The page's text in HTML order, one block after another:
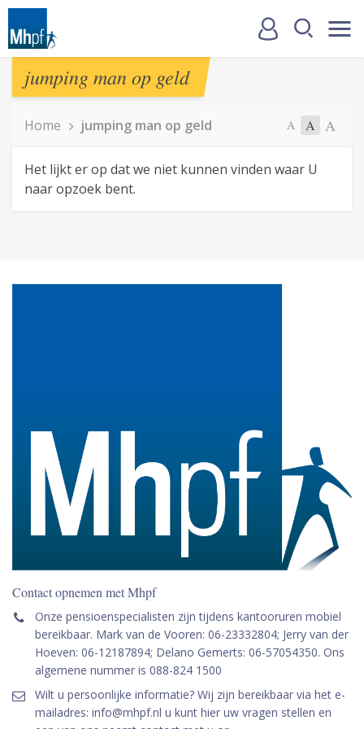
jumping man op geld
Home jumping man op geld A A A
Het lijkt er op dat we niet kunnen vinden waar U
naar opzoek bent.
Contact opnemen met Mhpf
Onze pensioenspecialisten zijn tijdens kantooruren mobiel
bereikbaar. Mark van de Vooren: 06-23332804; Jerry van der
Hoeven: 06-12187894; Delano Gemerts: 06-57054350. Ons
algemene nummer is 088-824 1500
Wilt u persoonlijke informatie? Wij zijn bereikbaar via het e-
mailadres: info@mhpf.nl u kunt hier uw vragen stellen en